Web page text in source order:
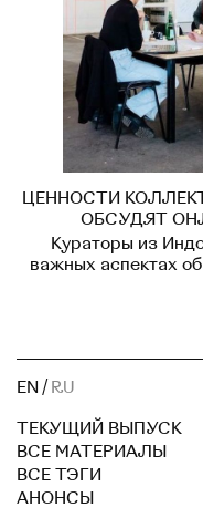
ЦЕННОСТИ
ОБСУДЯТ
Кураторы из
важных аспектах
EN / RU
ТЕКУЩИЙ ВЫПУСК
ВСЕ МАТЕРИАЛЫ
ВСЕ ТЭГИ
АНОНСЫ